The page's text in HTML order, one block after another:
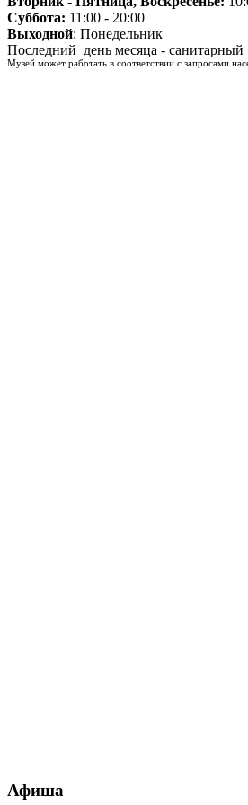
Суббота: 11:00 - 20:00
Выходной: Понедельник
Последний день месяца - санитарный
Музей может работать в соответствии с запросами
Афиша